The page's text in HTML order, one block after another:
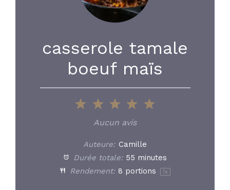
casserole tamale
boeuf maïs
5
4
3
Stars
2
Stars
1
Star
Aucun avis
Auteure: Camille
Durée totale: 55 minutes
Rendement: 8 portions 1 x